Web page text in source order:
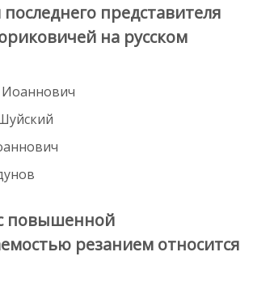
последнего представителя
на русском
повышенной
резанием относится